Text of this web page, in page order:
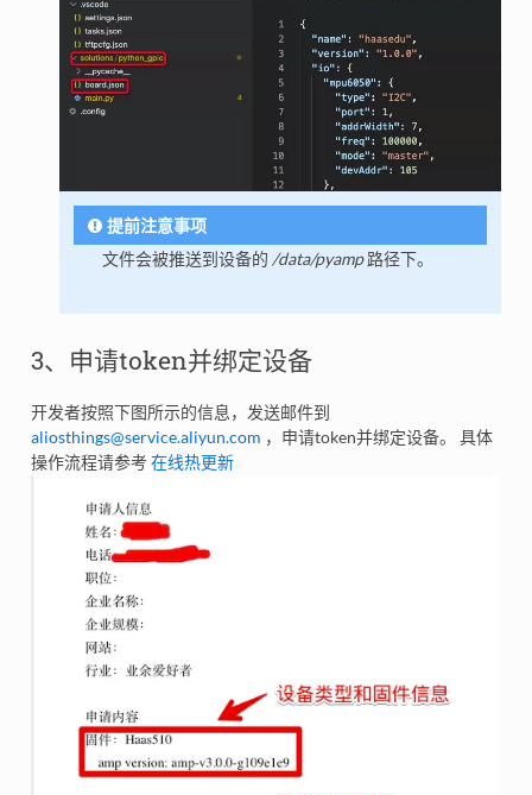
提前注意事项
文件会被推送到设备的 /data/pyamp路径下。
3、申请token并绑定设备
开发者按照下图所示的信息，发送邮件到
aliosthings@service.aliyun.com ，申请token并绑定设备。 具体
操作流程请参考在线热更新